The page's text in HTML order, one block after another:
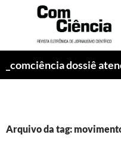
_comciência dossiê
Arquivo da tag: